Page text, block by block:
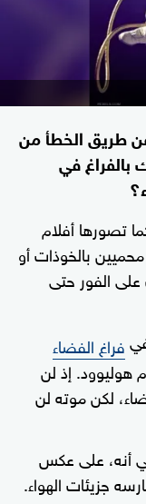
طريق الخطأ من
في
تصورها أفلام
بالخوذات أو
الفور حتى
فراغ الفضاء
هوليوود. إذ لن
لكن موته لن
أنه، على عكس
جزيئات الهواء.